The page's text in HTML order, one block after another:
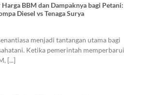
BBM dan Dampaknya bagi Petani:
Diesel vs Tenaga Surya
menjadi tantangan utama bagi
Ketika pemerintah memperbarui
[...]